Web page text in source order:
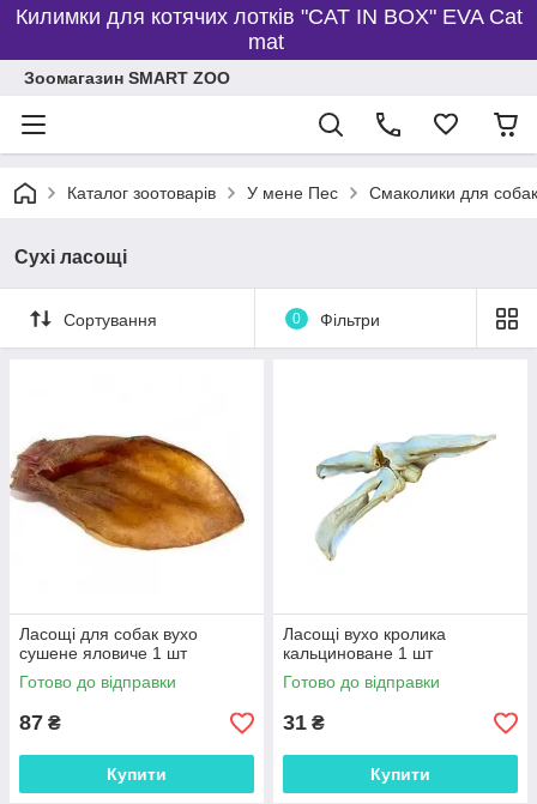
Килимки для котячих лотків "CAT IN BOX" EVA Cat
mat
Зоомагазин SMART ZOO
Каталог зоотоварів У мене Пес Смаколики для собак
Сухі ласощі
Сортування 0 Фільтри
Ласощі для собак вухо
сушене яловиче 1 шт
Готово до відправки
87 ₴
Купити
Ласощі вухо кролика
кальциноване 1 шт
Готово до відправки
31 ₴
Купити